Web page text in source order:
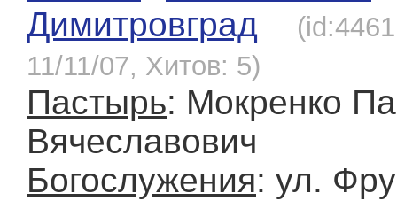
Димитровград
11/11/07, Хитов: 5)
Пастырь: Мокренко
Вячеславович
Богослужения: ул.